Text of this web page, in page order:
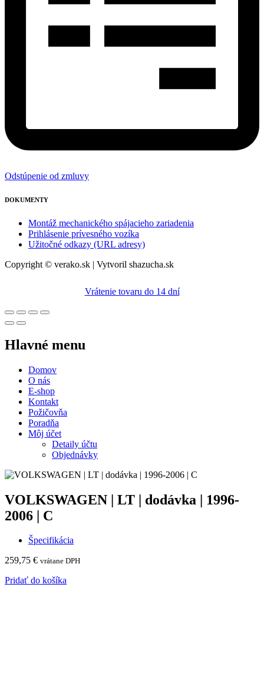
Odstúpenie od zmluvy
DOKUMENTY
Montáž mechanického spájacieho zariadenia
Prihlásenie prívesného vozíka
Užitočné odkazy (URL adresy)
Copyright © verako.sk | Vytvoril shazucha.sk
Vrátenie tovaru do 14 dní
Hlavné menu
Domov
O nás
E-shop
Kontakt
Požičovňa
Poradňa
Môj účet
Detaily účtu
Objednávky
VOLKSWAGEN | LT | dodávka | 1996-
2006 | C
Špecifikácia
259,75 € vrátane DPH
Pridať do košíka